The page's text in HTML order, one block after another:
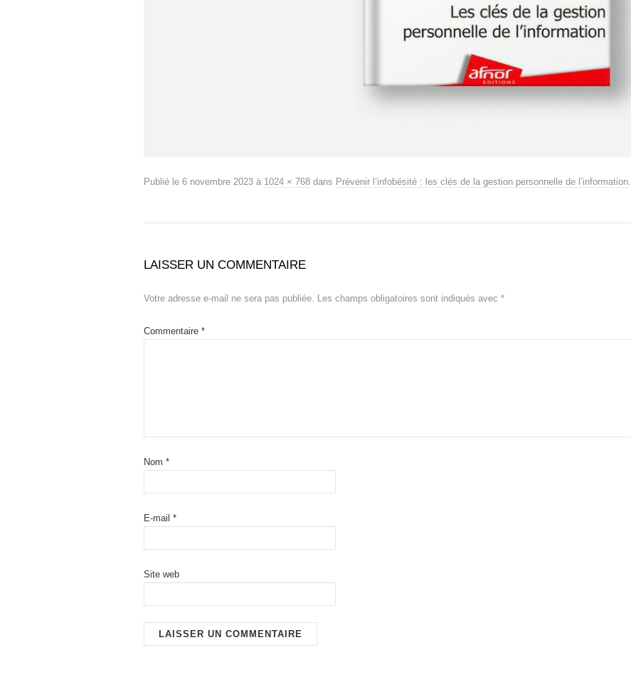
Publié le 6 novembre 2023 à 1024 × 768 dans Prévenir l’infobésité : les clés de la gestion personnelle de l’information.
LAISSER UN COMMENTAIRE
Votre adresse e-mail ne sera pas publiée. Les champs obligatoires sont indiqués avec *
Commentaire *
Nom *
E-mail *
Site web